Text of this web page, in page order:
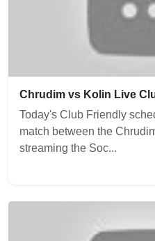
Chrudim vs Kolin Live
Today's Club Friendly
match between the
streaming the Soc...